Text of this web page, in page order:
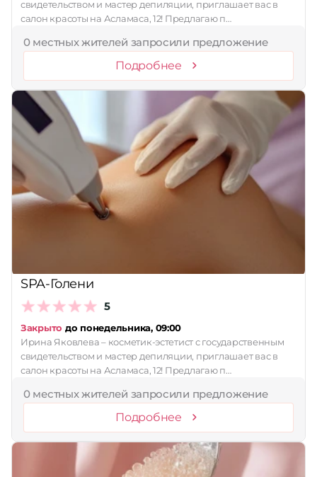
свидетельством и мастер депиляции, приглашает вас в
салон красоты на Асламаса, 12! Предлагаю п…
0 местных жителей запросили предложение
Подробнее
SPA-Голени
5
Закрыто до понедельника, 09:00
Ирина Яковлева – косметик-эстетист с государственным
свидетельством и мастер депиляции, приглашает вас в
салон красоты на Асламаса, 12! Предлагаю п…
0 местных жителей запросили предложение
Подробнее